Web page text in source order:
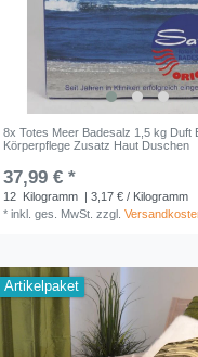
8x Totes Meer Badesalz 1,5 kg Duft
Körperpflege Zusatz Haut Duschen
37,99 € *
12 Kilogramm
| 3,17 € / Kilogramm
*inkl. ges. MwSt. zzgl.
Artikelpaket